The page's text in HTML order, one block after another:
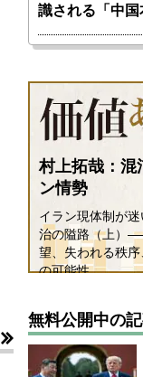
識される「中
村上拓哉：混
ン情勢
イラン現体制が
治の隘路（上）
望、失われる秩序
の可能性
無料公開中の